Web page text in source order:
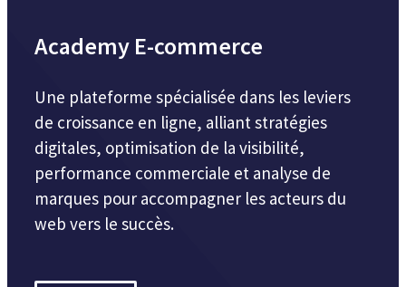
Academy E-commerce
Une plateforme spécialisée dans les leviers
de croissance en ligne, alliant stratégies
digitales, optimisation de la visibilité,
performance commerciale et analyse de
marques pour accompagner les acteurs du
web vers le succès.